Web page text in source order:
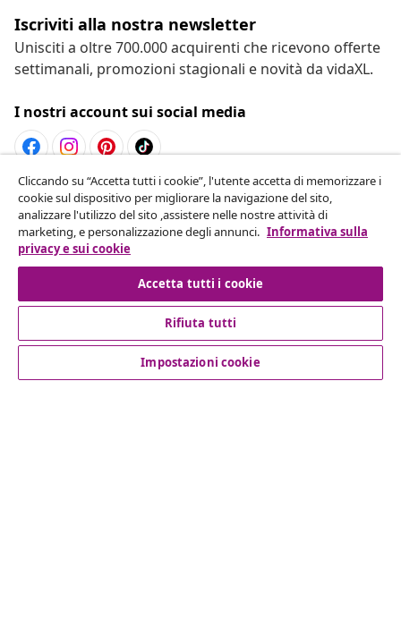
Iscriviti alla nostra newsletter
Unisciti a oltre 700.000 acquirenti che ricevono offerte
settimanali, promozioni stagionali e novità da vidaXL.
I nostri account sui social media
Recesso dal contratto
Invia una richiesta di recesso per il tuo ordine.
Recesso dal contratto
Servizio clienti
Cliccando su “Accetta tutti i cookie”, l'utente accetta di memorizzare i
cookie sul dispositivo per migliorare la navigazione del sito,
analizzare l'utilizzo del sito ,assistere nelle nostre attività di
marketing, e personalizzazione degli annunci. Informativa sulla
privacy e sui cookie
Accetta tutti i cookie
Rifiuta tutti
Impostazioni cookie